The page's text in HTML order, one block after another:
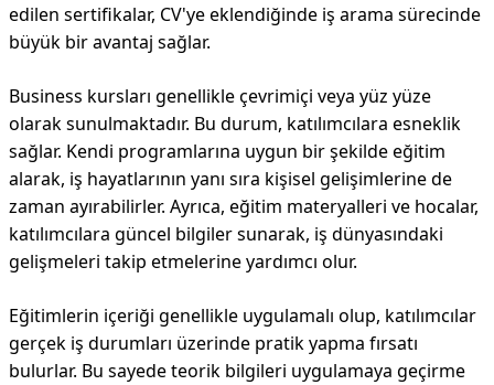
edilen sertifikalar, CV'ye eklendiğinde iş arama sürecinde
büyük bir avantaj sağlar.
Business kursları genellikle çevrimiçi veya yüz yüze
olarak sunulmaktadır. Bu durum, katılımcılara esneklik
sağlar. Kendi programlarına uygun bir şekilde eğitim
alarak, iş hayatlarının yanı sıra kişisel gelişimlerine de
zaman ayırabilirler. Ayrıca, eğitim materyalleri ve hocalar,
katılımcılara güncel bilgiler sunarak, iş dünyasındaki
gelişmeleri takip etmelerine yardımcı olur.
Eğitimlerin içeriği genellikle uygulamalı olup, katılımcılar
gerçek iş durumları üzerinde pratik yapma fırsatı
bulurlar. Bu sayede teorik bilgileri uygulamaya geçirme